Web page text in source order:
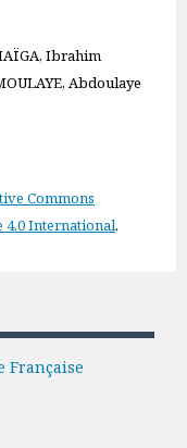
Ibrahim
Abdoulaye
Commons
4.0 International.
Française